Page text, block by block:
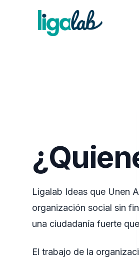
Ligalab Ideas que Unen
organización social sin
una ciudadanía fuerte
El trabajo de la